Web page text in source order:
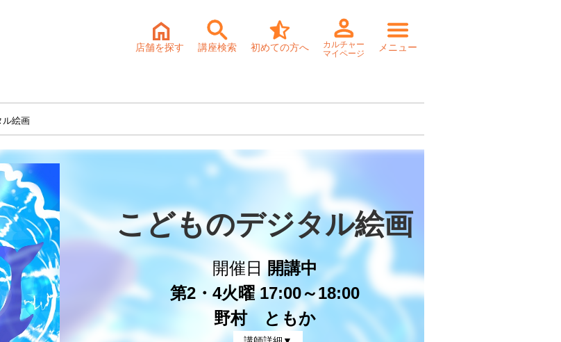
店舗を探す 講座検索 初めての方へ
カルチャー
マイページ
メニュー
ル絵画
こどものデジタル絵画
開催日開講中
第2・4火曜 17:00～18:00
野村 ともか